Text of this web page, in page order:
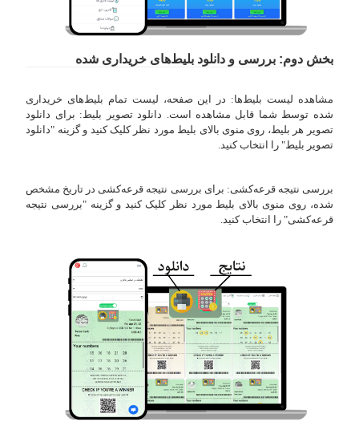
بخش دوم: بررسی و دانلود بلیط‌های خریداری شده
مشاهده لیست بلیط‌ها: در این صفحه، لیست تمام بلیط‌های خریداری
شده توسط شما قابل مشاهده است. دانلود تصویر بلیط: برای دانلود
تصویر هر بلیط، روی منوی بالای بلیط مورد نظر کلیک کنید و گزینه "دانلود
تصویر بلیط" را انتخاب کنید.
بررسی نتیجه قرعه‌کشی: برای بررسی نتیجه قرعه‌کشی در تاریخ مشخص
شده، روی منوی بالای بلیط مورد نظر کلیک کنید و گزینه "بررسی نتیجه
قرعه‌کشی" را انتخاب کنید.